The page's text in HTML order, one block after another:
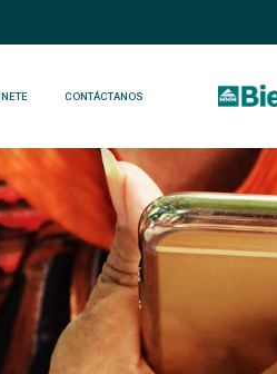
CONTÁCTANOS